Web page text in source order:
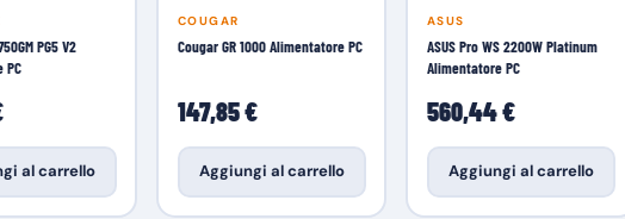
PG5 V2
PC
al carrello
COUGAR
Cougar GR 1000 Alimentatore PC
147,85 €
Aggiungi al carrello
ASUS
ASUS Pro WS 2200W Platinum
Alimentatore PC
560,44 €
Aggiungi al carrello